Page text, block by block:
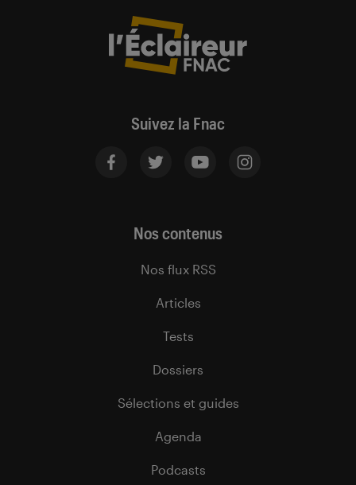
Suivez la Fnac
Nos contenus
Nos flux RSS
Articles
Tests
Dossiers
Sélections et guides
Agenda
Podcasts